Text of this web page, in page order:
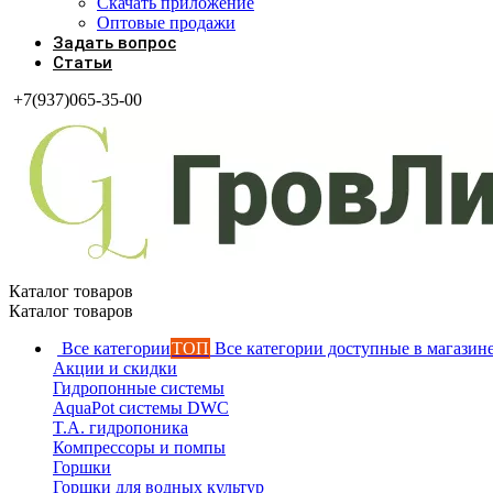
Оптовые продажи
Задать вопрос
Статьи
+7(937)065-35-00
Каталог товаров
Каталог товаров
Все категорииТОП Все категории доступные в
Акции и скидки
Гидропонные системы
AquaPot системы DWC
T.A. гидропоника
Компрессоры и помпы
Горшки
Горшки для водных культур